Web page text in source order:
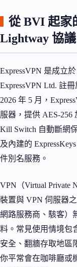
從 BVI 起家
Lightway 協議
ExpressVPN 是成立
ExpressVPN Ltd. 註
2026 年 5 月，
服器，提供 AES-256
Kill Switch 自動斷網
及內建的
件別名服務。
VPN（Virtual Private
裝置與 VPN 伺服器
網路服務商、駭客）
料。常見使用情境包
安全、翻牆存取地區
你平常會在咖啡廳或